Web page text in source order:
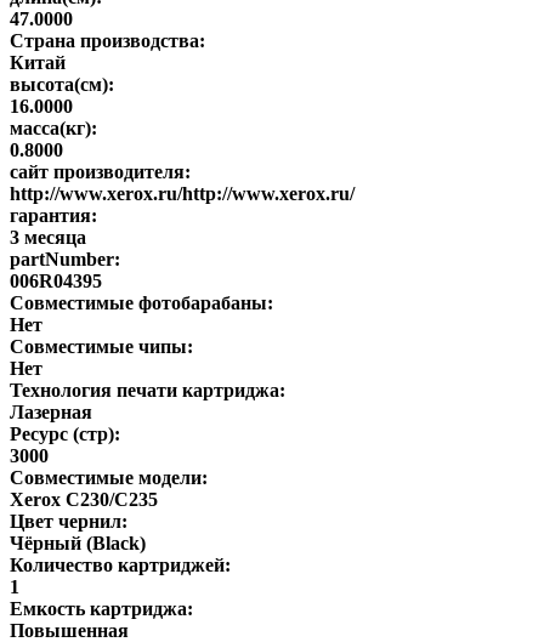
47.0000
Страна производства:
Китай
высота(см):
16.0000
масса(кг):
0.8000
сайт производителя:
http://www.xerox.ru/http://www.xerox.ru/
гарантия:
3 месяца
partNumber:
006R04395
Совместимые фотобарабаны:
Нет
Совместимые чипы:
Нет
Технология печати картриджа:
Лазерная
Ресурс (стр):
3000
Совместимые модели:
Xerox C230/С235
Цвет чернил:
Чёрный (Black)
Количество картриджей:
1
Емкость картриджа:
Повышенная